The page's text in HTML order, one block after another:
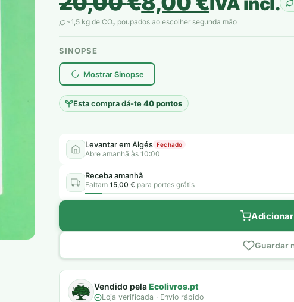
preço
original
era:
20,00 €.
preço
atual
é:
8,00 €.
~1,5 kg de CO2 poupados ao escolher segunda mão
SINOPSE
Mostrar Sinopse
Esta compra dá-te40 pontos
plantar árvores reais
Levantar em Algés Fechado
Abre amanhã às 10:00
Receba amanhã
Faltam 15,00 € para portes grátis
Guardar
Vendido pelaEcolivros.pt
Loja verificada · Envio rápido